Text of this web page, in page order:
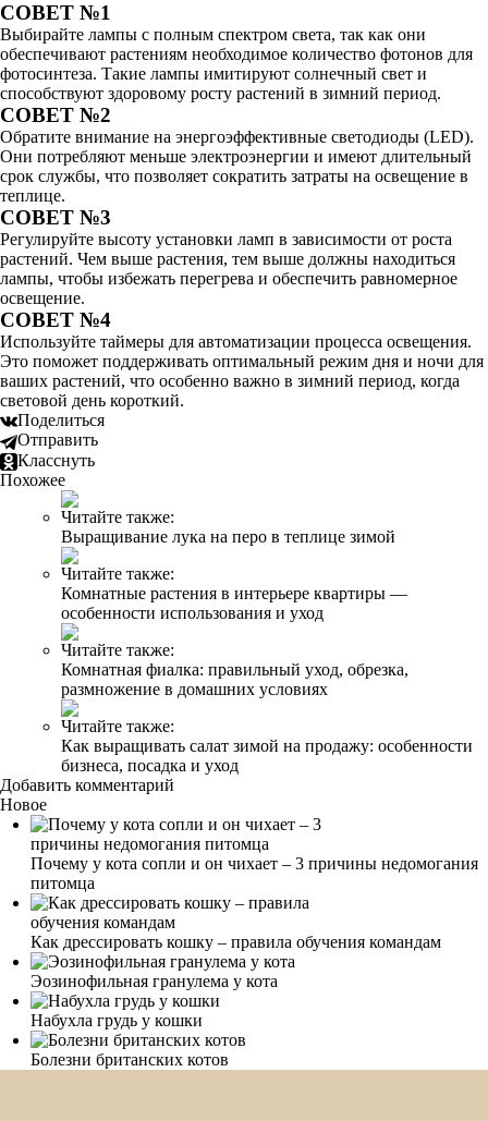
СОВЕТ №1
Выбирайте лампы с полным спектром света, так как они
обеспечивают растениям необходимое количество фотонов для
фотосинтеза. Такие лампы имитируют солнечный свет и
способствуют здоровому росту растений в зимний период.
СОВЕТ №2
Обратите внимание на энергоэффективные светодиоды (LED).
Они потребляют меньше электроэнергии и имеют длительный
срок службы, что позволяет сократить затраты на освещение в
теплице.
СОВЕТ №3
Регулируйте высоту установки ламп в зависимости от роста
растений. Чем выше растения, тем выше должны находиться
лампы, чтобы избежать перегрева и обеспечить равномерное
освещение.
СОВЕТ №4
Используйте таймеры для автоматизации процесса освещения.
Это поможет поддерживать оптимальный режим дня и ночи для
ваших растений, что особенно важно в зимний период, когда
световой день короткий.
Поделиться
Отправить
Класснуть
Похожее
Читайте также:
Выращивание лука на перо в теплице зимой
Читайте также:
Комнатные растения в интерьере квартиры —
особенности использования и уход
Читайте также:
Комнатная фиалка: правильный уход, обрезка,
размножение в домашних условиях
Читайте также:
Как выращивать салат зимой на продажу: особенности
бизнеса, посадка и уход
Добавить комментарий
Новое
Почему у кота сопли и он чихает – 3 причины недомогания
питомца
Как дрессировать кошку – правила обучения командам
Эозинофильная гранулема у кота
Набухла грудь у кошки
Болезни британских котов